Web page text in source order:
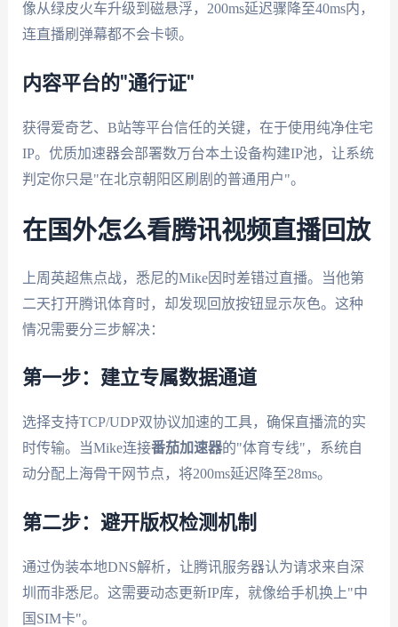
像从绿皮火车升级到磁悬浮，200ms延迟骤降至40ms内，
连直播刷弹幕都不会卡顿。
内容平台的"通行证"
获得爱奇艺、B站等平台信任的关键，在于使用纯净住宅
IP。优质加速器会部署数万台本土设备构建IP池，让系统
判定你只是"在北京朝阳区刷剧的普通用户"。
在国外怎么看腾讯视频直播回放
上周英超焦点战，悉尼的Mike因时差错过直播。当他第
二天打开腾讯体育时，却发现回放按钮显示灰色。这种
情况需要分三步解决：
第一步：建立专属数据通道
选择支持TCP/UDP双协议加速的工具，确保直播流的实
时传输。当Mike连接番茄加速器的"体育专线"，系统自
动分配上海骨干网节点，将200ms延迟降至28ms。
第二步：避开版权检测机制
通过伪装本地DNS解析，让腾讯服务器认为请求来自深
圳而非悉尼。这需要动态更新IP库，就像给手机换上"中
国SIM卡"。